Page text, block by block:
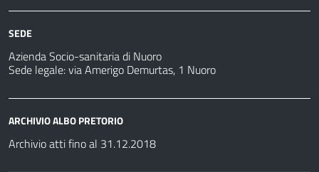
SEDE
Azienda Socio-sanitaria di Nuoro
Sede legale: via Amerigo Demurtas, 1 Nuoro
ARCHIVIO ALBO PRETORIO
Archivio atti fino al 31.12.2018